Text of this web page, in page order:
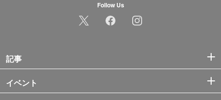
Follow Us
記事
イベント